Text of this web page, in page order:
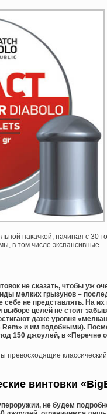
накачкой, начиная с 30-
в том числе экспансивные.
не сказать, чтобы уж
мелких грызунов –
себе не представлять. На
целей не стоит
даже уровня
Rem» и им подобными).
150 джоулей, в «Перечне
превосходящие
винтовки «
не будем